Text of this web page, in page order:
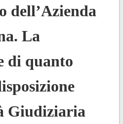
dell’Azienda
La
di quanto
Giudiziaria